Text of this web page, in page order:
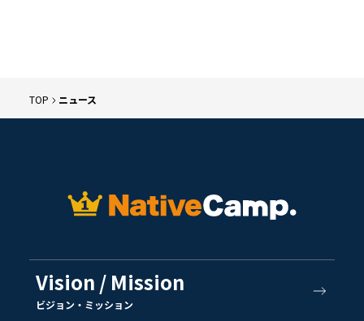
TOP ニュース
Vision / Mission
ビジョン・ミッション